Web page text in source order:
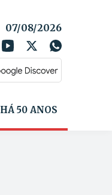
07/08/2026
HÁ 50 ANOS